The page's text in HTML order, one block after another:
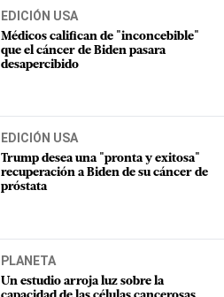
EDICIÓN USA
Médicos califican de "inconcebible"
que el cáncer de Biden pasara
desapercibido
EDICIÓN USA
Trump desea una "pronta y exitosa"
recuperación a Biden de su cáncer de
próstata
PLANETA
Un estudio arroja luz sobre la